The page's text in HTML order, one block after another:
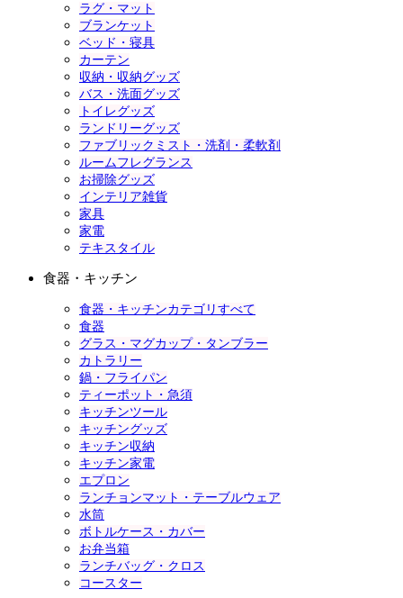
ラグ・マット
ブランケット
ベッド・寝具
カーテン
収納・収納グッズ
バス・洗面グッズ
トイレグッズ
ランドリーグッズ
ファブリックミスト・洗剤・柔軟剤
ルームフレグランス
お掃除グッズ
インテリア雑貨
家具
家電
テキスタイル
食器・キッチン
食器・キッチンカテゴリすべて
食器
グラス・マグカップ・タンブラー
カトラリー
鍋・フライパン
ティーポット・急須
キッチンツール
キッチングッズ
キッチン収納
キッチン家電
エプロン
ランチョンマット・テーブルウェア
水筒
ボトルケース・カバー
お弁当箱
ランチバッグ・クロス
コースター